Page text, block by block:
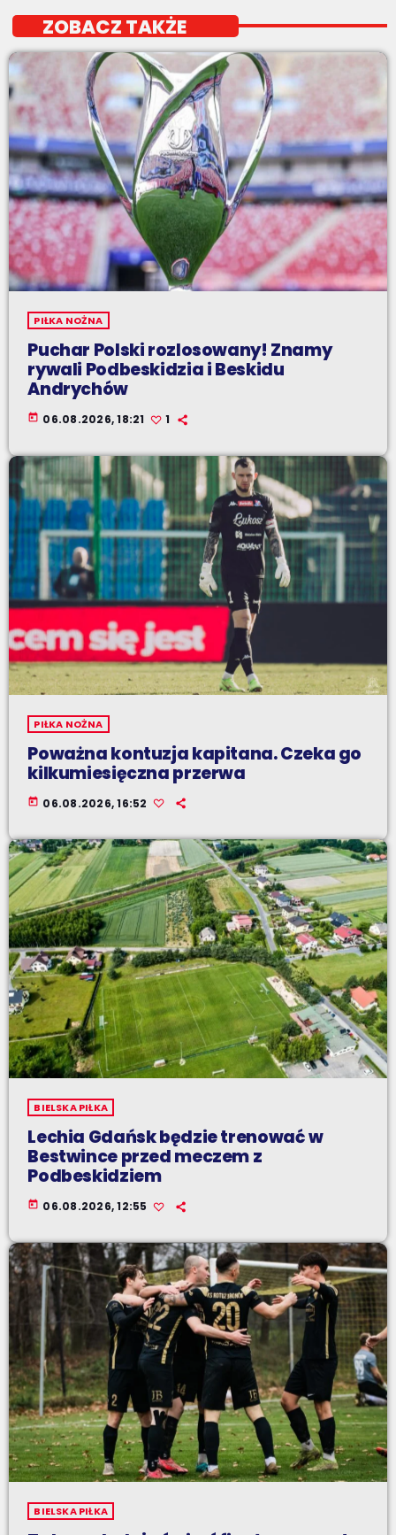
ZOBACZ TAKŻE
PIŁKA NOŻNA
Puchar Polski rozlosowany! Znamy
rywali Podbeskidzia i Beskidu
Andrychów
today 06.08.2026, 18:21 1
PIŁKA NOŻNA
Poważna kontuzja kapitana. Czeka go
kilkumiesięczna przerwa
today 06.08.2026, 16:52
BIELSKA PIŁKA
Lechia Gdańsk będzie trenować w
Bestwince przed meczem z
Podbeskidziem
today 06.08.2026, 12:55
BIELSKA PIŁKA